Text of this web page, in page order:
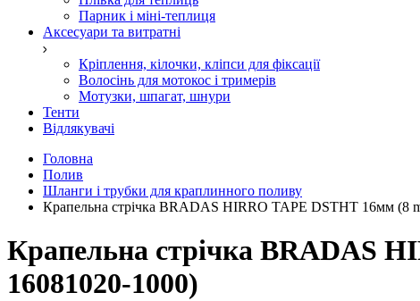
Парник і міні-теплиця
Аксесуари та витратні
Кріплення, кілочки, кліпси для фіксації
Волосінь для мотокос і тримерів
Мотузки, шпагат, шнури
Тенти
Відлякувачі
Головна
Полив
Шланги і трубки для краплинного поливу
Крапельна стрічка BRADAS HIRRO TAPE DSTHT 16мм (8
Крапельна стрічка BRADAS
16081020-1000)